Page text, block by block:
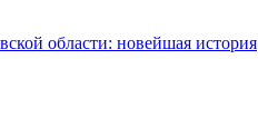
области: новейшая история